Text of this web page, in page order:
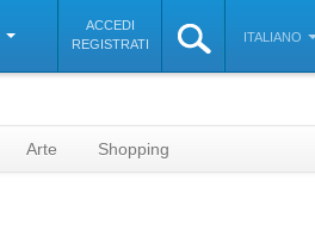
ACCEDI
REGISTRATI
ITALIANO
Arte Shopping